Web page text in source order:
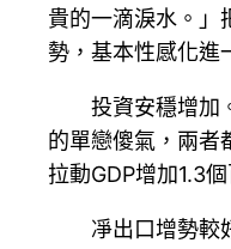
貴的一滴淚水。」
勢，基本性感化進
投資安穩增加
的單戀傻氣，兩者
拉動GDP增加1.3個
凈出口增勢較